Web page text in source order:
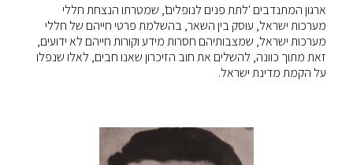
ארגון המתנדבים 'לתת פנים לנופלים', שמטרתו הנצחת חללי
מערכות ישראל, עוסק בין השאר, בהשלמת פרטי חייהם של חללי
מערכות ישראל, שמצבותיהם חסרות מידע וקורות חייהם לא ידועים,
זאת מתוך כוונה, להשלים את חוב הזיכרון שאנו חבים, לאלו שנפלו
על הקמת מדינת ישראל.